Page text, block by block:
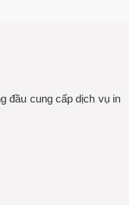
đầu cung cấp dịch vụ in